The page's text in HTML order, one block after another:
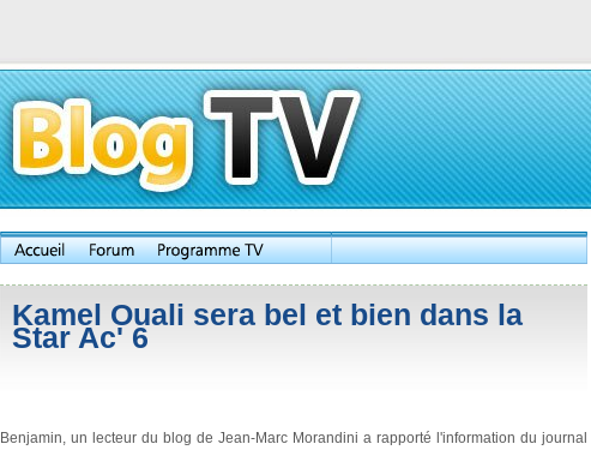
Kamel Ouali sera bel et bien dans la
Star Ac' 6
Benjamin, un lecteur du blog de Jean-Marc Morandini a rapporté l'information du journal